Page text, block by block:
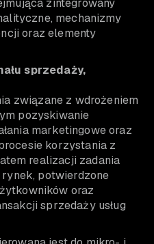
zintegrowany
mechanizmy
oraz elementy
sprzedaży,
związane z wdrożeniem
pozyskiwanie
marketingowe oraz
korzystania z
realizacji zadania
potwierdzone
oraz
sprzedaży usług